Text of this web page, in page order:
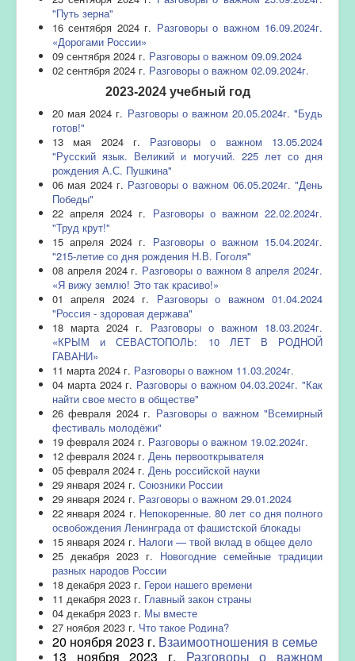
"Путь зерна"
16 сентября 2024 г. Разговоры о важном 16.09.2024г.
«Дорогами России»
09 сентября 2024 г. Разговоры о важном 09.09.2024
02 сентября 2024 г. Разговоры о важном 02.09.2024г.
2023-2024 учебный год
20 мая 2024 г. Разговоры о важном 20.05.2024г. "Будь
готов!"
13 мая 2024 г. Разговоры о важном 13.05.2024
"Русский язык. Великий и могучий. 225 лет со дня
рождения А.С. Пушкина"
06 мая 2024 г. Разговоры о важном 06.05.2024г. "День
Победы"
22 апреля 2024 г. Разговоры о важном 22.02.2024г.
"Труд крут!"
15 апреля 2024 г. Разговоры о важном 15.04.2024г.
"215-летие со дня рождения Н.В. Гоголя"
08 апреля 2024 г. Разговоры о важном 8 апреля 2024г.
«Я вижу землю! Это так красиво!»
01 апреля 2024 г. Разговоры о важном 01.04.2024
"Россия - здоровая держава"
18 марта 2024 г. Разговоры о важном 18.03.2024г.
«КРЫМ и СЕВАСТОПОЛЬ: 10 ЛЕТ В РОДНОЙ
ГАВАНИ»
11 марта 2024 г. Разговоры о важном 11.03.2024г.
04 марта 2024 г. Разговоры о важном 04.03.2024г. "Как
найти свое место в обществе"
26 февраля 2024 г. Разговоры о важном "Всемирный
фестиваль молодёжи"
19 февраля 2024 г. Разговоры о важном 19.02.2024г.
12 февраля 2024 г. День первооткрывателя
05 февраля 2024 г. День российской науки
29 января 2024 г. Союзники России
29 января 2024 г. Разговоры о важном 29.01.2024
22 января 2024 г. Непокоренные. 80 лет со дня полного
освобождения Ленинграда от фашистской блокады
15 января 2024 г. Налоги — твой вклад в общее дело
25 декабря 2023 г. Новогодние семейные традиции
разных народов России
18 декабря 2023 г. Герои нашего времени
11 декабря 2023 г. Главный закон страны
04 декабря 2023 г. Мы вместе
27 ноября 2023 г. Что такое Родина?
20 ноября 2023 г. Взаимоотношения в семье
13 ноября 2023 г. Разговоры о важном